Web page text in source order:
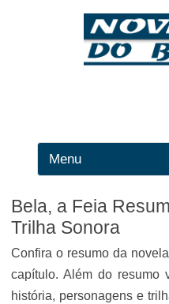
Bela, a Feia
Trilha Sonora
Confira o resumo da
capítulo. Além do resumo
história, personagens e